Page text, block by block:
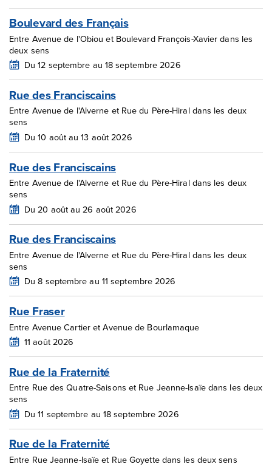
Boulevard des Français
Entre Avenue de l'Obiou et Boulevard François-Xavier dans les
deux sens
Du 12 septembre au 18 septembre 2026
Rue des Franciscains
Entre Avenue de l'Alverne et Rue du Père-Hiral dans les deux
sens
Du 10 août au 13 août 2026
Rue des Franciscains
Entre Avenue de l'Alverne et Rue du Père-Hiral dans les deux
sens
Du 20 août au 26 août 2026
Rue des Franciscains
Entre Avenue de l'Alverne et Rue du Père-Hiral dans les deux
sens
Du 8 septembre au 11 septembre 2026
Rue Fraser
Entre Avenue Cartier et Avenue de Bourlamaque
11 août 2026
Rue de la Fraternité
Entre Rue des Quatre-Saisons et Rue Jeanne-Isaïe dans les deux
sens
Du 11 septembre au 18 septembre 2026
Rue de la Fraternité
Entre Rue Jeanne-Isaïe et Rue Goyette dans les deux sens